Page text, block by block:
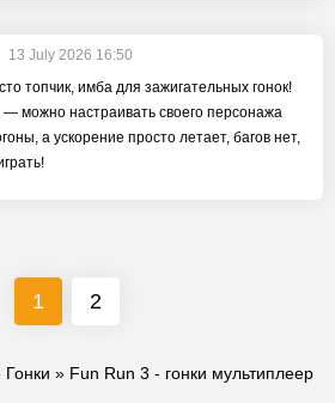
13 July 2026 16:50
топчик, имба для зажигательных гонок!
можно настраивать своего персонажа
а ускорение просто летает, багов нет,
1 2
Гонки » Fun Run 3 - гонки мультиплеер